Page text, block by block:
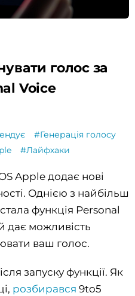
голос за
Voice
#Генерація голосу
#Лайфхаки
Apple додає нові
Однією з найбільш
функція Personal
дає можливість
ваш голос.
запуску функції. Як
розбирався 9to5